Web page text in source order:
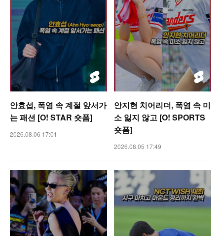
안효섭, 폭염 속 계절 앞서가
는 패션 [O! STAR 숏폼]
2026.08.06 17:01
안지현 치어리더, 폭염 속 미
소 잃지 않고 [O! SPORTS
숏폼]
2026.08.05 17:49